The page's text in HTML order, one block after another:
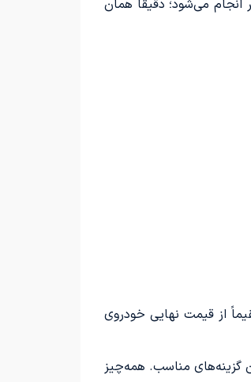
می‌شود؛ دقیقاً همان
از قیمت نهایی خودروی
گزینه‌های مناسب. همه‌چیز